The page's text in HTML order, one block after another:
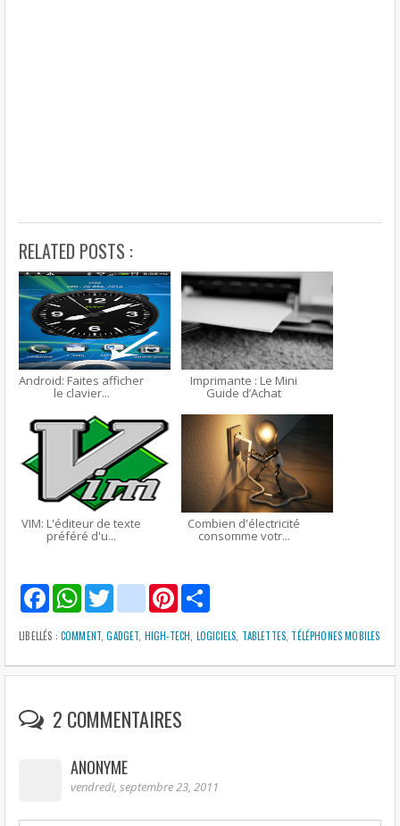
RELATED POSTS :
Android: Faites afficher
le clavier...
Imprimante : Le Mini
Guide d’Achat
VIM: L'éditeur de texte
préféré d'u...
Combien d'électricité
consomme votr...
F
a
c
e
o
o
W
h
a
t
A
p
T
t
e
r
g
m
a
i
P
i
n
t
r
e
r
LIBELLÉS : COMMENT ,GADGET HIGH-TECH LOGICIELS TABLETTES TÉLÉPHONES MOBILES
2 COMMENTAIRES
ANONYME
vendredi, septembre 23, 2011